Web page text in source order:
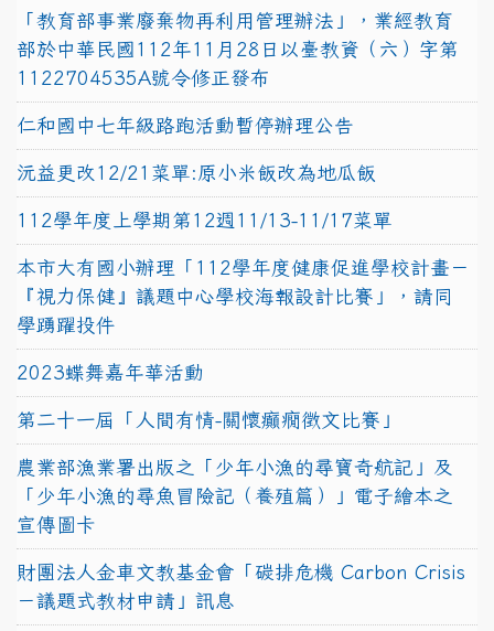
「教育部事業廢棄物再利用管理辦法」，業經教育
部於中華民國112年11月28日以臺教資（六）字第
1122704535A號令修正發布
仁和國中七年級路跑活動暫停辦理公告
沅益更改12/21菜單:原小米飯改為地瓜飯
112學年度上學期第12週11/13-11/17菜單
本市大有國小辦理「112學年度健康促進學校計畫－
『視力保健』議題中心學校海報設計比賽」，請同
學踴躍投件
2023蝶舞嘉年華活動
第二十一屆「人間有情-關懷癲癇徵文比賽」
農業部漁業署出版之「少年小漁的尋寶奇航記」及
「少年小漁的尋魚冒險記（養殖篇）」電子繪本之
宣傳圖卡
財團法人金車文教基金會「碳排危機 Carbon Crisis
－議題式教材申請」訊息